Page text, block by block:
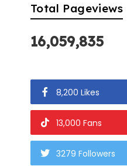
Total Pageviews
16,059,835
8,200 Likes
13,000 Fans
3279 Followers